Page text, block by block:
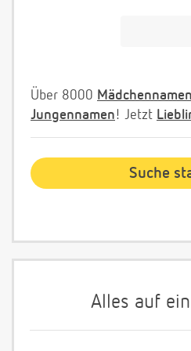
Über 8000 Mädchennamen
Jungennamen! Jetzt
Alles auf